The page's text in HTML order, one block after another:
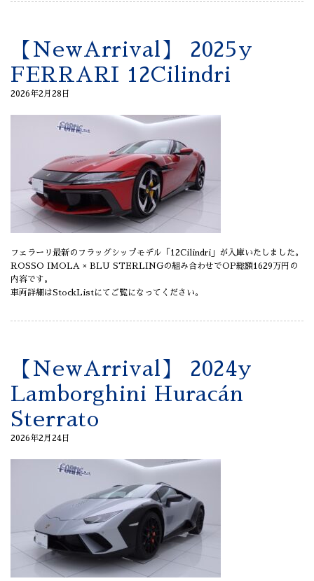
【NewArrival】 2025y
FERRARI 12Cilindri
2026年2月28日
フェラーリ最新のフラッグシップモデル「12Cilindri」が入庫いたしました。
ROSSO IMOLA × BLU STERLINGの組み合わせでOP総額1629万円の
内容です。
車両詳細はStockListにてご覧になってください。
【NewArrival】 2024y
Lamborghini Huracán
Sterrato
2026年2月24日